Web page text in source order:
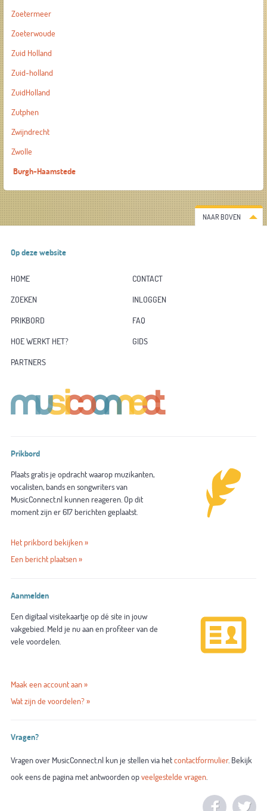
Zoetermeer
Zoeterwoude
Zuid Holland
Zuid-holland
ZuidHolland
Zutphen
Zwijndrecht
Zwolle
Burgh-Haamstede
NAAR BOVEN
Op deze website
HOME
CONTACT
ZOEKEN
INLOGGEN
PRIKBORD
FAQ
HOE WERKT HET?
GIDS
PARTNERS
Prikbord
Plaats gratis je opdracht waarop muzikanten,
vocalisten, bands en songwriters van
MusicConnect.nl kunnen reageren. Op dit
moment zijn er 617 berichten geplaatst.
Het prikbord bekijken »
Een bericht plaatsen »
Aanmelden
Een digitaal visitekaartje op dé site in jouw
vakgebied. Meld je nu aan en profiteer van de
vele voordelen.
Maak een account aan »
Wat zijn de voordelen? »
Vragen?
Vragen over MusicConnect.nl kun je stellen via hetcontactformulier. Bekijk
ook eens de pagina met antwoorden opveelgestelde vragen.